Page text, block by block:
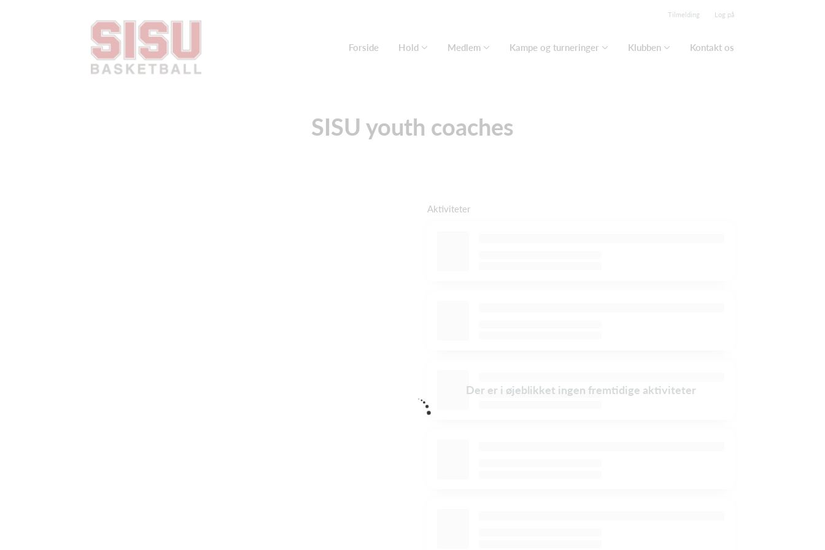
Tilmelding Log på
Forside Hold Medlem Kampe og turneringer Klubben Kontakt os
SISU youth coaches
Aktiviteter
Der er i øjeblikket ingen fremtidige aktiviteter